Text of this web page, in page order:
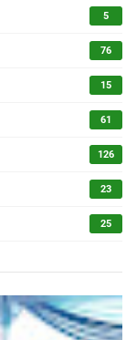
5
76
15
61
126
23
25